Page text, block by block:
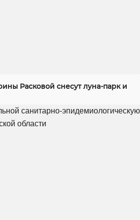
Расковой снесут луна-парк и